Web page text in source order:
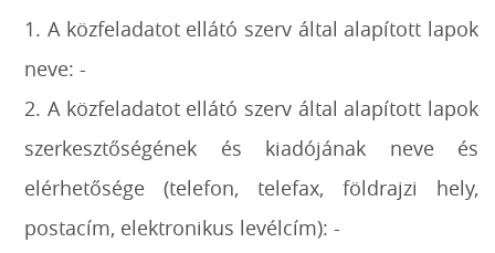
1. A közfeladatot ellátó szerv által alapított lapok
neve: -
2. A közfeladatot ellátó szerv által alapított lapok
szerkesztőségének és kiadójának neve és
elérhetősége (telefon, telefax, földrajzi hely,
postacím, elektronikus levélcím): -